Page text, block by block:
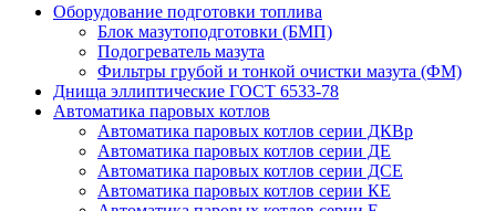
Оборудование подготовки топлива
Блок мазутоподготовки (БМП)
Подогреватель мазута
Фильтры грубой и тонкой очистки мазута (ФМ)
Днища эллиптические ГОСТ 6533-78
Автоматика паровых котлов
Автоматика паровых котлов серии ДКВр
Автоматика паровых котлов серии ДЕ
Автоматика паровых котлов серии ДСЕ
Автоматика паровых котлов серии КЕ